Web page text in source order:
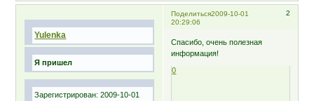
Поделиться 2
2009-10-01
20:29:06
Yulenka
Я пришел
Зарегистрирован: 2009-10-01
Cпасибо, очень полезная
информация!
0